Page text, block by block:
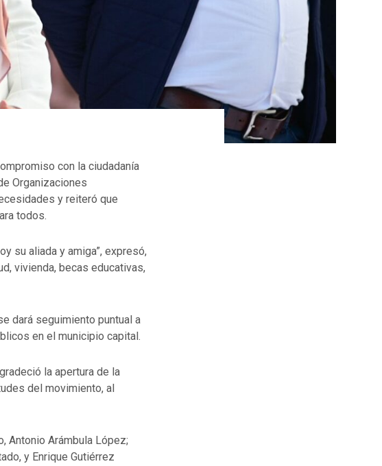
con la ciudadanía
Organizaciones
y reiteró que
todos.
su aliada y amiga”, expresó,
vivienda, becas educativas,
dará seguimiento puntual a
en el municipio capital.
la apertura de la
del movimiento, al
Antonio Arámbula López;
y Enrique Gutiérrez